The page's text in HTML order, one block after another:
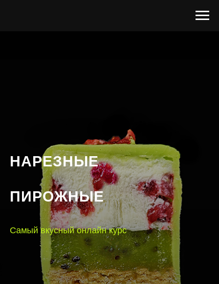
НАРЕЗНЫЕ
ПИРОЖНЫЕ
Самый вкусный онлайн курс